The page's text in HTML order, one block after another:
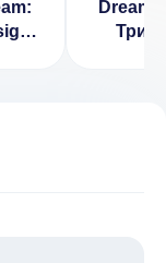
Dream
Три в